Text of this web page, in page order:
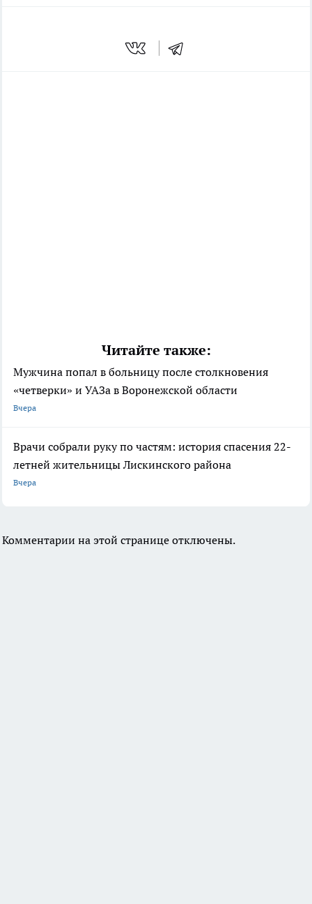
Читайте также:
Мужчина попал в больницу после столкновения
«четверки» и УАЗа в Воронежской области
Вчера
Врачи собрали руку по частям: история спасения 22-
летней жительницы Лискинского района
Вчера
Комментарии на этой странице отключены.